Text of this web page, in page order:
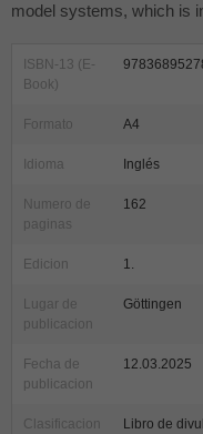
model systems, which is
ISBN-13 (E-
Book)
Formato A4
Idioma Inglés
Numero de
paginas
162
Edicion 1.
Lugar de
publicacion
Göttingen
Fecha de
publicacion
12.03.2025
Clasificacion
Libro de